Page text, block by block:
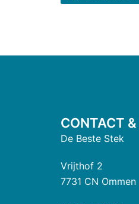
CONTACT
De Beste Stek
Vrijthof 2
7731 CN Ommen